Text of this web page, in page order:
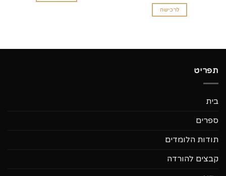
היה:
₪125.00.לרכישה
תפריט
בית
ספרים
תודות הלומדים
קבצים להורדה